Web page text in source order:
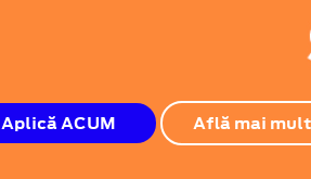
Aplică ACUM Află mai